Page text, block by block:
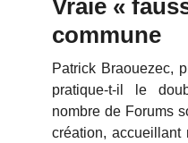
Vraie «
commune
Patrick Braouezec,
pratique-t-il le
nombre de Forums
création, accueillant